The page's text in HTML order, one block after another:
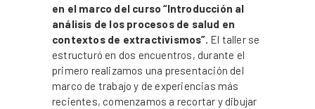
en el marco del curso “Introducción al
análisis de los procesos de salud en
contextos de extractivismos”. El taller se
estructuró en dos encuentros, durante el
primero realizamos una presentación del
marco de trabajo y de experiencias más
recientes, comenzamos a recortar y dibujar